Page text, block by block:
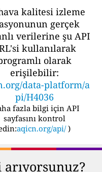
kalitesi izleme
gerçek
verilerine şu API
kullanılarak
olarak
erişilebilir:
data-platform/a
pi/H4036
fazla bilgi için API
sayfasını kontrol
aqicn.org/api/ )